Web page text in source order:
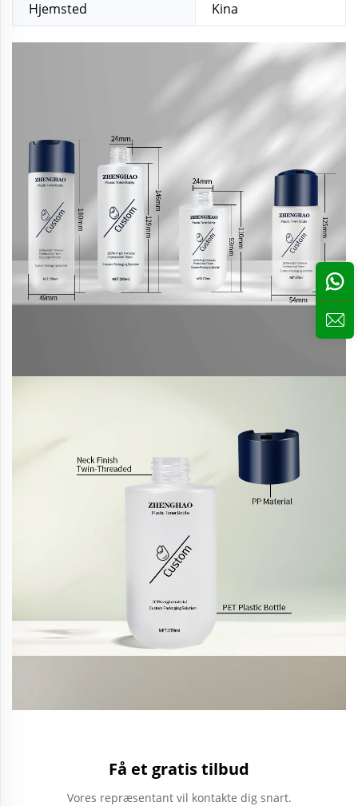
Hjemsted Kina
Få et gratis tilbud
Vores repræsentant vil kontakte dig snart.